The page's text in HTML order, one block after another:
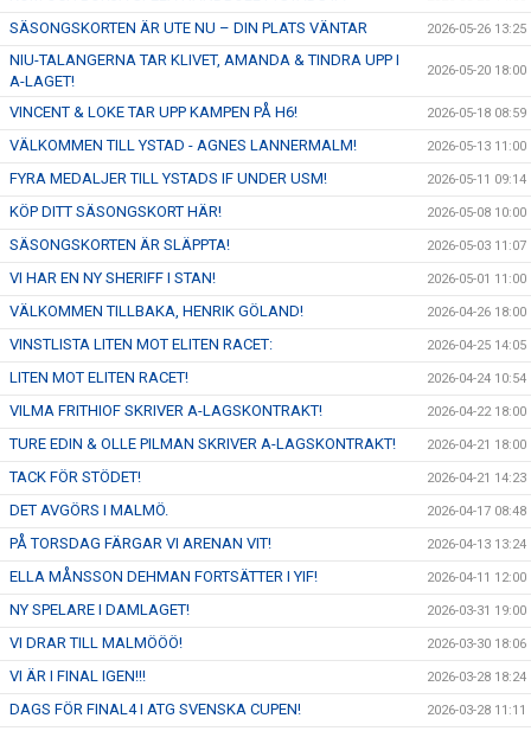
SÄSONGSKORTEN ÄR UTE NU – DIN PLATS VÄNTAR 2026-05-26 13:25
NIU-TALANGERNA TAR KLIVET, AMANDA & TINDRA UPP I
A-LAGET!
2026-05-20 18:00
VINCENT & LOKE TAR UPP KAMPEN PÅ H6! 2026-05-18 08:59
VÄLKOMMEN TILL YSTAD - AGNES LANNERMALM! 2026-05-13 11:00
FYRA MEDALJER TILL YSTADS IF UNDER USM! 2026-05-11 09:14
KÖP DITT SÄSONGSKORT HÄR! 2026-05-08 10:00
SÄSONGSKORTEN ÄR SLÄPPTA! 2026-05-03 11:07
VI HAR EN NY SHERIFF I STAN! 2026-05-01 11:00
VÄLKOMMEN TILLBAKA, HENRIK GÖLAND! 2026-04-26 18:00
VINSTLISTA LITEN MOT ELITEN RACET: 2026-04-25 14:05
LITEN MOT ELITEN RACET! 2026-04-24 10:54
VILMA FRITHIOF SKRIVER A-LAGSKONTRAKT! 2026-04-22 18:00
TURE EDIN & OLLE PILMAN SKRIVER A-LAGSKONTRAKT! 2026-04-21 18:00
TACK FÖR STÖDET! 2026-04-21 14:23
DET AVGÖRS I MALMÖ. 2026-04-17 08:48
PÅ TORSDAG FÄRGAR VI ARENAN VIT! 2026-04-13 13:24
ELLA MÅNSSON DEHMAN FORTSÄTTER I YIF! 2026-04-11 12:00
NY SPELARE I DAMLAGET! 2026-03-31 19:00
VI DRAR TILL MALMÖÖÖ! 2026-03-30 18:06
VI ÄR I FINAL IGEN!!! 2026-03-28 18:24
DAGS FÖR FINAL4 I ATG SVENSKA CUPEN! 2026-03-28 11:11